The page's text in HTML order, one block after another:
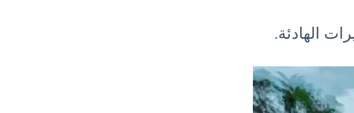
الهادئة.